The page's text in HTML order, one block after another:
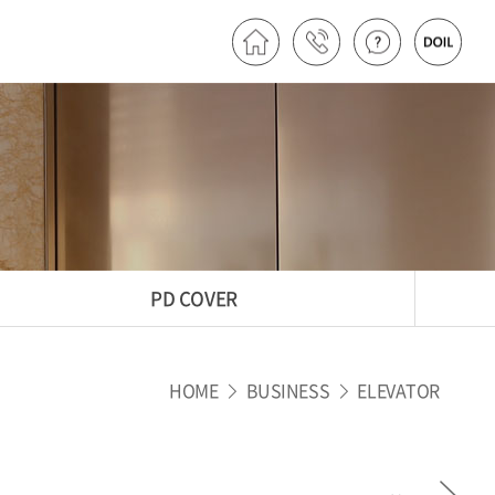
PD COVER
HOME BUSINESS ELEVATOR